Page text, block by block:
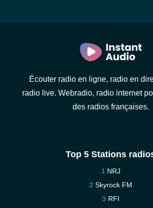
Écouter radio en ligne, radio en
radio live. Webradio, radio internet
des radios françaises.
Top 5 Stations
NRJ
Skyrock FM
RFI